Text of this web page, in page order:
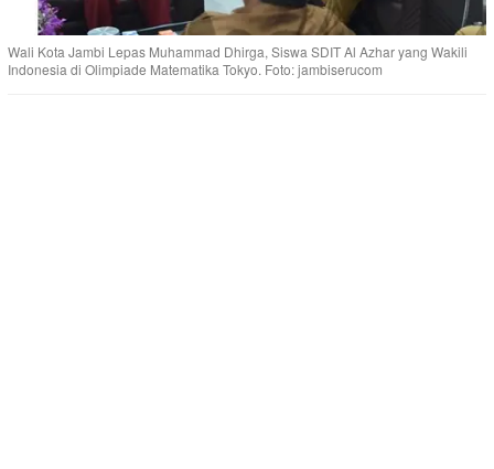
Wali Kota Jambi Lepas Muhammad Dhirga, Siswa SDIT Al Azhar yang Wakili
Indonesia di Olimpiade Matematika Tokyo. Foto: jambiserucom